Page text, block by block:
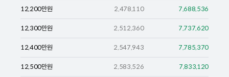
12,200만원 2,478,110 7,688,536
12,300만원 2,512,360 7,737,620
12,400만원 2,547,943 7,785,370
12,500만원 2,583,526 7,833,120